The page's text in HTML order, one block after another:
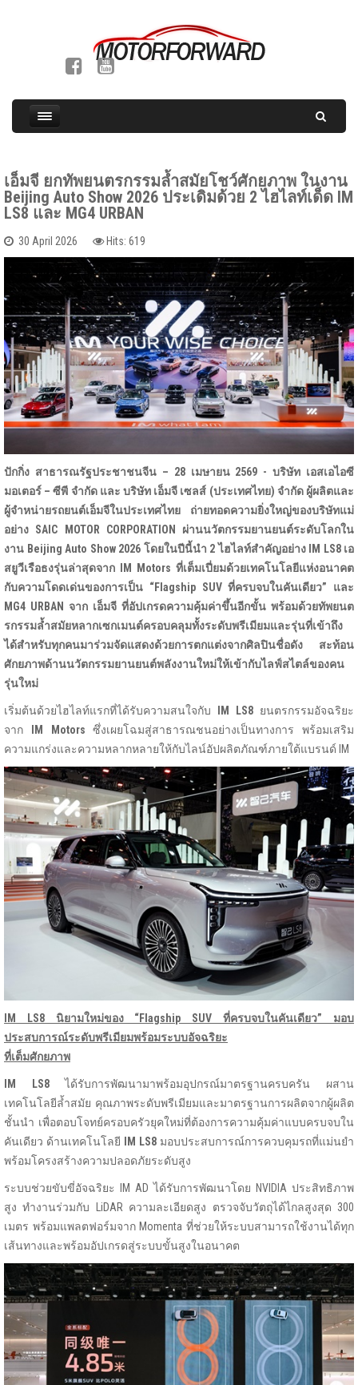
เอ็มจี ยกทัพยนตรกรรมล้ำสมัยโชว์ศักยภาพ ในงาน
Beijing Auto Show 2026 ประเดิมด้วย 2 ไฮไลท์เด็ด IM
LS8 และ MG4 URBAN
30 April 2026 Hits: 619
ปักกิ่ง สาธารณรัฐประชาชนจีน – 28 เมษายน 2569 - บริษัท เอสเอไอซี
มอเตอร์ – ซีพี จำกัด และ บริษัท เอ็มจี เซลส์ (ประเทศไทย) จำกัด ผู้ผลิตและ
ผู้จำหน่ายรถยนต์เอ็มจีในประเทศไทย ถ่ายทอดความยิ่งใหญ่ของบริษัทแม่
อย่าง SAIC MOTOR CORPORATION ผ่านนวัตกรรมยานยนต์ระดับโลกใน
งาน Beijing Auto Show 2026 โดยในปีนี้นำ 2 ไฮไลท์สำคัญอย่าง IM LS8 เอ
สยูวีเรือธงรุ่นล่าสุดจาก IM Motors ที่เต็มเปี่ยมด้วยเทคโนโลยีแห่งอนาคต
กับความโดดเด่นของการเป็น “Flagship SUV ที่ครบจบในคันเดียว” และ
MG4 URBAN จาก เอ็มจี ที่อัปเกรดความคุ้มค่าขึ้นอีกขั้น พร้อมด้วยทัพยนต
รกรรมล้ำสมัยหลากเซกเมนต์ครอบคลุมทั้งระดับพรีเมียมและรุ่นที่เข้าถึง
ได้สำหรับทุกคนมาร่วมจัดแสดงด้วยการตกแต่งจากศิลปินชื่อดัง สะท้อน
ศักยภาพด้านนวัตกรรมยานยนต์พลังงานใหม่ให้เข้ากับไลฟ์สไตล์ของคน
รุ่นใหม่
เริ่มต้นด้วยไฮไลท์แรกที่ได้รับความสนใจกับ IM LS8 ยนตรกรรมอัจฉริยะ
จาก
IM Motors ซึ่งเผยโฉมสู่สาธารณชนอย่างเป็นทางการ พร้อมเสริม
ความแกร่งและความหลากหลายให้กับไลน์อัปผลิตภัณฑ์ภายใต้แบรนด์ IM
IM LS8 นิยามใหม่ของ “Flagship SUV ที่ครบจบในคันเดียว” มอบ
ประสบการณ์ระดับพรีเมียมพร้อมระบบอัจฉริยะ
ที่เต็มศักยภาพ
IM LS8ได้รับการพัฒนามาพร้อมอุปกรณ์มาตรฐานครบครัน ผสาน
เทคโนโลยีล้ำสมัย คุณภาพระดับพรีเมียมและมาตรฐานการผลิตจากผู้ผลิต
ชั้นนำ เพื่อตอบโจทย์ครอบครัวยุคใหม่ที่ต้องการความคุ้มค่าแบบครบจบใน
คันเดียว ด้านเทคโนโลยี
IM LS8 มอบประสบการณ์การควบคุมรถที่แม่นยำ
พร้อมโครงสร้างความปลอดภัยระดับสูง
ระบบช่วยขับขี่อัจฉริยะ IM AD ได้รับการพัฒนาโดย NVIDIA ประสิทธิภาพ
สูง ทำงานร่วมกับ LiDAR ความละเอียดสูง ตรวจจับวัตถุได้ไกลสูงสุด 300
เมตร พร้อมแพลตฟอร์มจาก Momenta ที่ช่วยให้ระบบสามารถใช้งานได้ทุก
เส้นทางและพร้อมอัปเกรดสู่ระบบขั้นสูงในอนาคต